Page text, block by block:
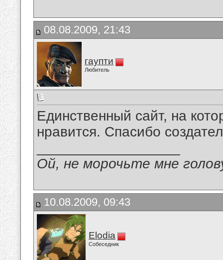
08.08.2009, 21:43
гаупти
Любитель
Единственный сайт, на
нравится. Спасибо
Ой, не морочьте мне
10.08.2009, 09:43
Elodia
Собеседник